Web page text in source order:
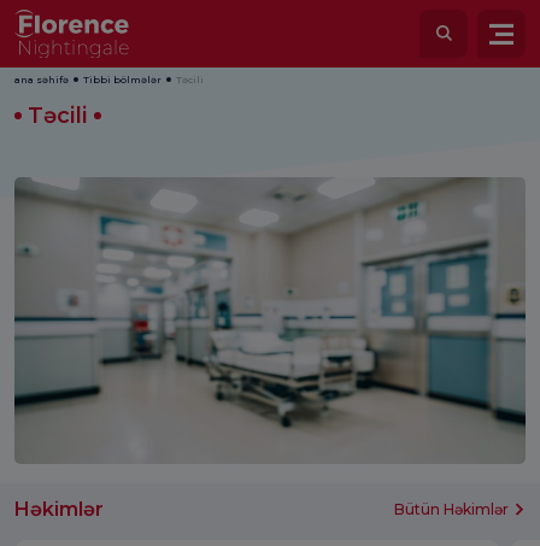
ana səhifə Tibbi bölmələr Təcili
Təcili
Həkimlər Bütün Həkimlər